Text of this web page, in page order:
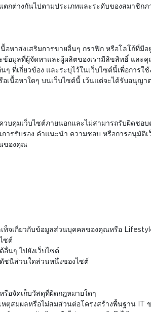
กต่างกันไปตามประเภทและระดับของสมาชิกภ
หาส่งเสริมการขายอื่นๆ กราฟิก หรือโลโก้ที่มี
ข้อมูลที่ผู้จัดหาและผู้ผลิตของเรามีลิขสิทธิ์ แล
ที่เกี่ยวข้อง และระบุไว้ในเว็บไซต์นี้เพื่อกา
เนื้อหาใดๆ บนเว็บไซต์นี้ เว้นแต่จะได้รับอนุญ
บคุมเว็บไซต์ภายนอกและไม่สามารถรับผิดชอ
การรับรอง คำแนะนำ ความชอบ หรือการอนุมั
นของคุณ
ท็จเกี่ยวกับข้อมูลส่วนบุคคลของคุณหรือ
ซต์
นๆ ไปยังเว็บไซต์
ชนีส่วนใดส่วนหนึ่งของไซต์
รือจัดเก็บวัสดุที่ผิดกฎหมายใดๆ
ตุสมผลหรือไม่สมส่วนต่อโครงสร้างพื้นฐาน IT ข